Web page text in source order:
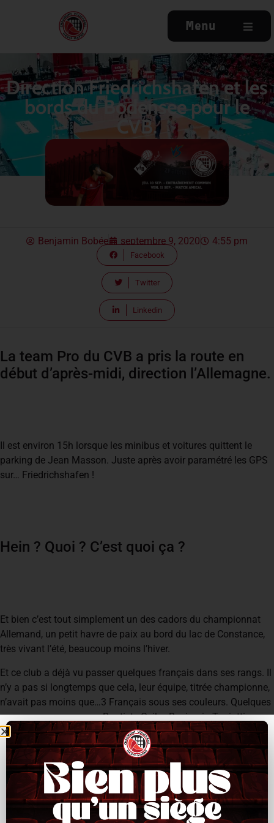
Menu
Direction Friedrichshafen et les
bords du Bodensee pour le
CVB.
Benjamin Bobée septembre 9, 2020 4:55 pm
Facebook
Twitter
Linkedin
La team Pro du CVB a pris la route en
début d’après-midi, direction l’Allemagne.
Il est environ 15h lorsque les minibus et voitures quittent le
parking de Jean Masson. Juste après avoir paramétré les GPS
sur… Friedrichshafen !
Hein ? Quoi ? C’est quoi ça ?
Et bien c’est tout simplement un des cadors du championnat
Allemand, un petit havre de paix au bord du lac de Constance,
très vivant l’été, beaucoup moins l’hiver.
Et ce club a déjà vu passer quelques français dans ses rangs. Il
n’y a pas si longtemps que cela, leur équipe, titrée championne,
n’avait pas moins que…3 Français sous ses couleurs. Quelques
noms connus comme …Baptiste Geiler, Benjamin Toniutti, ou
bien encore Jénia Grebennikov…
A quelques semaines de la reprise du
championnat de Ligue AM.